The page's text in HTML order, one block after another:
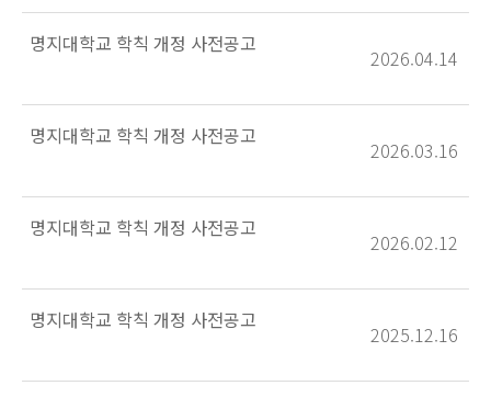
명지대학교 학칙 개정 사전공고
2026.04.14
명지대학교 학칙 개정 사전공고
2026.03.16
명지대학교 학칙 개정 사전공고
2026.02.12
명지대학교 학칙 개정 사전공고
2025.12.16